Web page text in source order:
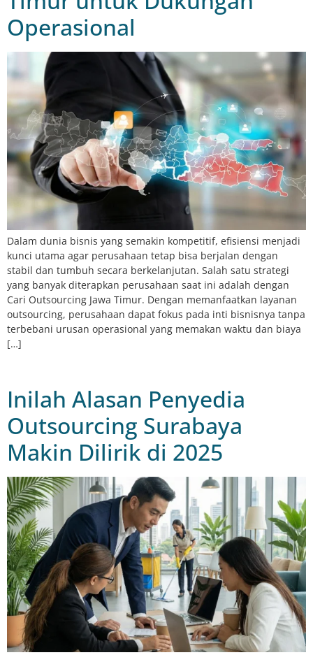
Operasional
Dalam dunia bisnis yang semakin kompetitif, efisiensi menjadi
kunci utama agar perusahaan tetap bisa berjalan dengan
stabil dan tumbuh secara berkelanjutan. Salah satu strategi
yang banyak diterapkan perusahaan saat ini adalah dengan
Cari Outsourcing Jawa Timur. Dengan memanfaatkan layanan
outsourcing, perusahaan dapat fokus pada inti bisnisnya tanpa
terbebani urusan operasional yang memakan waktu dan biaya
[…]
Inilah Alasan Penyedia
Outsourcing Surabaya
Makin Dilirik di 2025